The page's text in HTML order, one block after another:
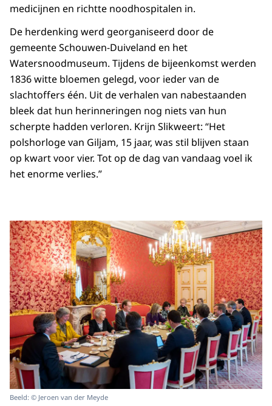
medicijnen en richtte noodhospitalen in.
De herdenking werd georganiseerd door de
gemeente Schouwen-Duiveland en het
Watersnoodmuseum. Tijdens de bijeenkomst werden
1836 witte bloemen gelegd, voor ieder van de
slachtoffers één. Uit de verhalen van nabestaanden
bleek dat hun herinneringen nog niets van hun
scherpte hadden verloren. Krijn Slikweert: “Het
polshorloge van Giljam, 15 jaar, was stil blijven staan
op kwart voor vier. Tot op de dag van vandaag voel ik
het enorme verlies.”
Beeld: © Jeroen van der Meyde